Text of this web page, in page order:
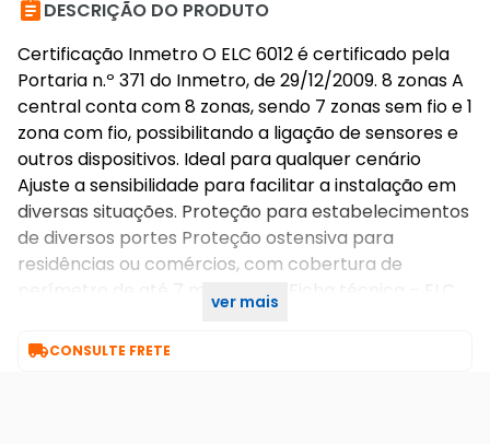
DESCRIÇÃO DO PRODUTO
Certificação Inmetro O ELC 6012 é certificado pela
Portaria n.º 371 do Inmetro, de 29/12/2009. 8 zonas A
central conta com 8 zonas, sendo 7 zonas sem fio e 1
zona com fio, possibilitando a ligação de sensores e
outros dispositivos. Ideal para qualquer cenário
Ajuste a sensibilidade para facilitar a instalação em
diversas situações. Proteção para estabelecimentos
de diversos portes Proteção ostensiva para
residências ou comércios, com cobertura de
perímetro de até 7 mil metros. Ficha técnica – ELC
ver mais
CONSULTE FRETE